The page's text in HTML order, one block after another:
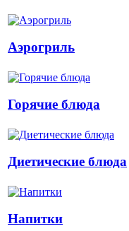
Аэрогриль
Горячие блюда
Диетические блюда
Напитки